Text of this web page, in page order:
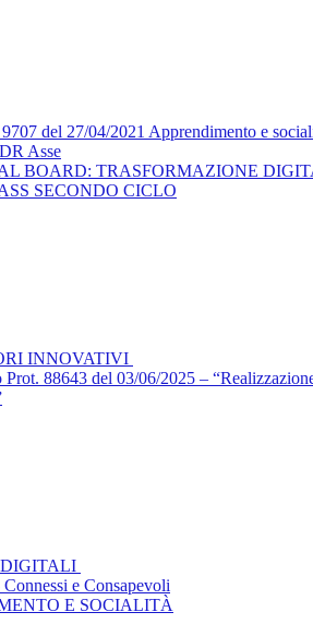
del 27/04/2021 Apprendimento e
Asse
BOARD: TRASFORMAZIONE
SECONDO CICLO
INNOVATIVI
Prot. 88643 del 03/06/2025 –
e Consapevoli
E SOCIALITÀ